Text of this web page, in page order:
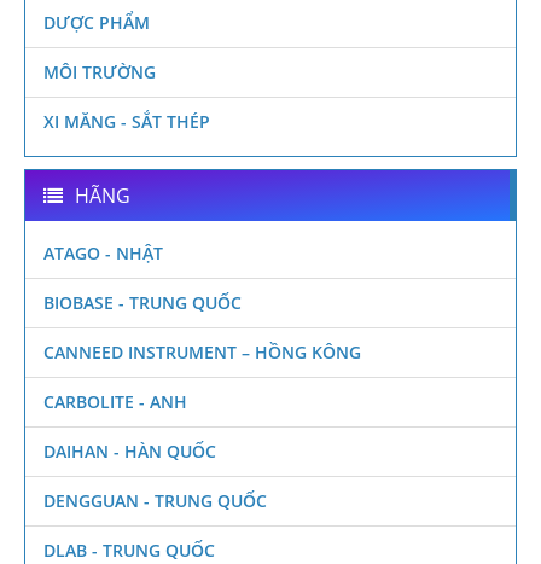
DƯỢC PHẨM
MÔI TRƯỜNG
XI MĂNG - SẮT THÉP
HÃNG
ATAGO - NHẬT
BIOBASE - TRUNG QUỐC
CANNEED INSTRUMENT – HỒNG KÔNG
CARBOLITE - ANH
DAIHAN - HÀN QUỐC
DENGGUAN - TRUNG QUỐC
DLAB - TRUNG QUỐC